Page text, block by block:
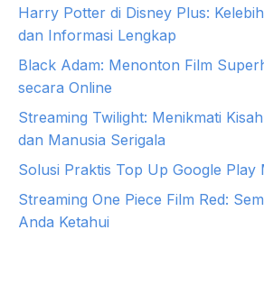
Harry Potter di Disney Plus:
dan Informasi Lengkap
Black Adam: Menonton Film
secara Online
Streaming Twilight: Menikmati
dan Manusia Serigala
Solusi Praktis Top Up Google Play
Streaming One Piece Film Red:
Anda Ketahui